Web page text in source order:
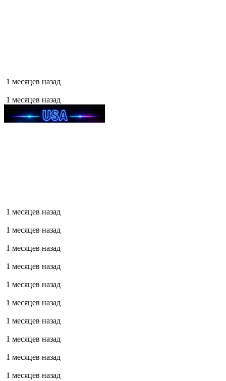
1 месяцев назад
1 месяцев назад
1 месяцев назад
1 месяцев назад
1 месяцев назад
1 месяцев назад
1 месяцев назад
1 месяцев назад
1 месяцев назад
1 месяцев назад
1 месяцев назад
1 месяцев назад